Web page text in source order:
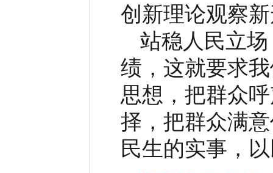
创新理论观察
站稳人民立
绩，这就要求
思想，把群众
择，把群众满
民生的实事，